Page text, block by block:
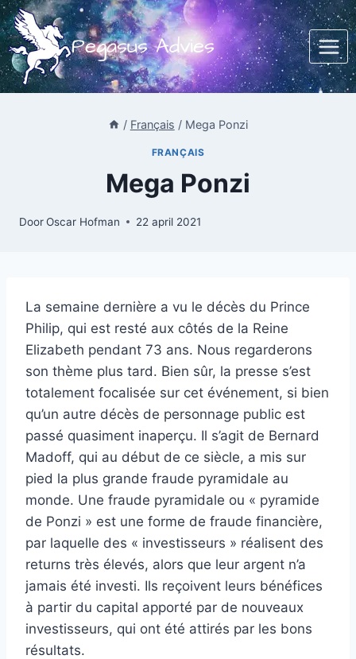
Doorgaan
naar
inhoud
Pegasus Advies
/ Français / Mega Ponzi
FRANÇAIS
Mega Ponzi
DoorOscar Hofman 22 april 2021
La semaine dernière a vu le décès du Prince
Philip, qui est resté aux côtés de la Reine
Elizabeth pendant 73 ans. Nous regarderons
son thème plus tard. Bien sûr, la presse s’est
totalement focalisée sur cet événement, si bien
qu’un autre décès de personnage public est
passé quasiment inaperçu. Il s’agit de Bernard
Madoff, qui au début de ce siècle, a mis sur
pied la plus grande fraude pyramidale au
monde. Une fraude pyramidale ou « pyramide
de Ponzi » est une forme de fraude financière,
par laquelle des « investisseurs » réalisent des
returns très élevés, alors que leur argent n’a
jamais été investi. Ils reçoivent leurs bénéfices
à partir du capital apporté par de nouveaux
investisseurs, qui ont été attirés par les bons
résultats.